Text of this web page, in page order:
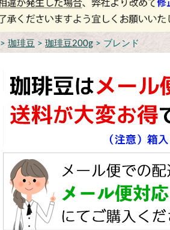
> 珈琲豆 > 珈琲豆200g > ブレンド